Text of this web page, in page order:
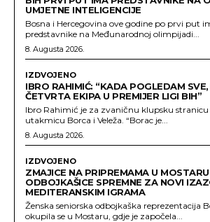
UMJETNE INTELIGENCIJE
Bosna i Hercegovina ove godine po prvi put
predstavnike na Međunarodnoj olimpijadi...
8. Augusta 2026.
IZDVOJENO
IBRO RAHIMIĆ: “KADA POGLEDAM
ČETVRTA EKIPA U PREMIJER LIGI BIH”
Ibro Rahimić je za zvaničnu klupsku
utakmicu Borca i Veleža. “Borac je...
8. Augusta 2026.
IZDVOJENO
ZMAJICE NA PRIPREMAMA U
ODBOJKAŠICE SPREMNE ZA NOVI
MEDITERANSKIM IGRAMA
Ženska seniorska odbojkaška reprezentacija
okupila se u Mostaru, gdje je započela...